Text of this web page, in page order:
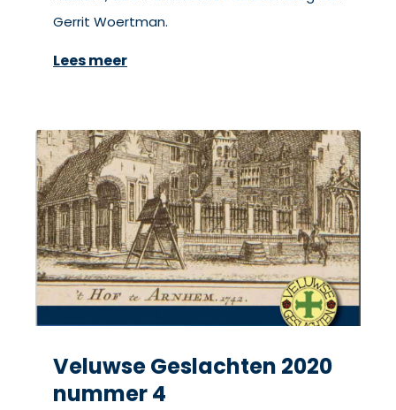
Gerrit Woertman.
Lees meer
Veluwse Geslachten 2020
nummer 4